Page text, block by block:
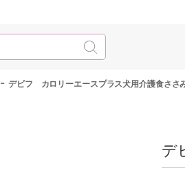
-デビフ カロリーエースプラス犬用介護食ささ
デ